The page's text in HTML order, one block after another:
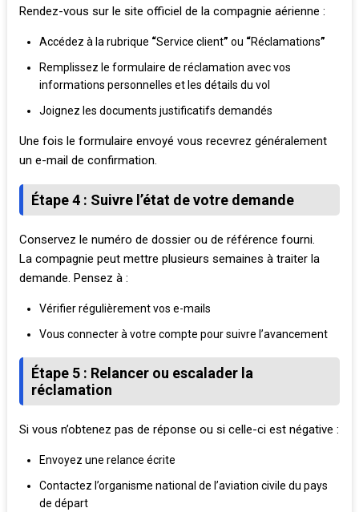
Rendez-vous sur le site officiel de la compagnie aérienne :
Accédez à la rubrique “Service client” ou “Réclamations”
Remplissez le formulaire de réclamation avec vos
informations personnelles et les détails du vol
Joignez les documents justificatifs demandés
Une fois le formulaire envoyé vous recevrez généralement
un e-mail de confirmation.
Étape 4 : Suivre l’état de votre demande
Conservez le numéro de dossier ou de référence fourni.
La compagnie peut mettre plusieurs semaines à traiter la
demande. Pensez à :
Vérifier régulièrement vos e-mails
Vous connecter à votre compte pour suivre l’avancement
Étape 5 : Relancer ou escalader la
réclamation
Si vous n’obtenez pas de réponse ou si celle-ci est négative :
Envoyez une relance écrite
Contactez l’organisme national de l’aviation civile du pays
de départ